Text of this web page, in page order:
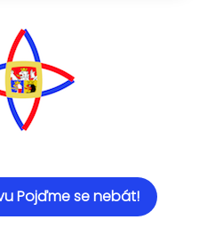
Pojďme se nebát!